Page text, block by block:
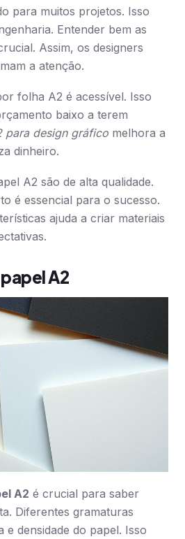
para muitos projetos. Isso
Entender bem as
Assim, os designers
a atenção.
folha A2 é acessível. Isso
baixo a terem
para design gráfico melhora a
dinheiro.
A2 são de alta qualidade.
é essencial para o sucesso.
ajuda a criar materiais
A2
A2 é crucial para saber
Diferentes gramaturas
e densidade do papel. Isso